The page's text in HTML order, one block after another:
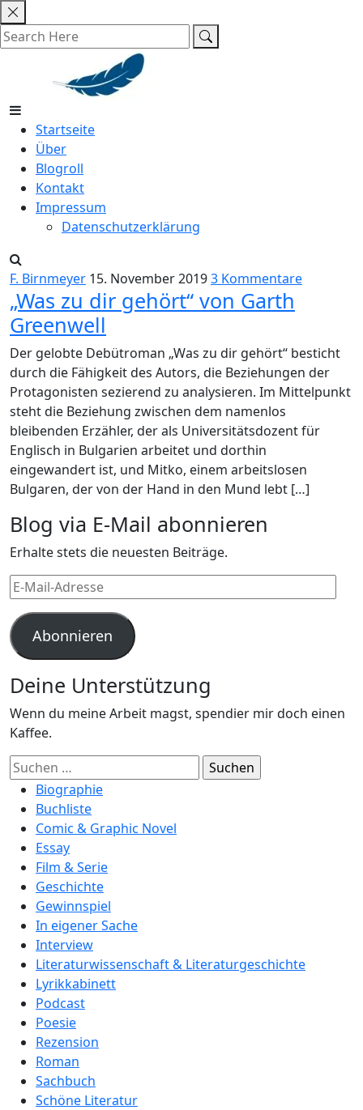
Skip
to
content
Startseite
Über
Blogroll
Kontakt
Impressum
Datenschutzerklärung
F. Birnmeyer 15. November 20193 Kommentare
„Was zu dir gehört“ von Garth
Greenwell
Der gelobte Debütroman „Was zu dir gehört“ besticht
durch die Fähigkeit des Autors, die Beziehungen der
Protagonisten sezierend zu analysieren. Im Mittelpunkt
steht die Beziehung zwischen dem namenlos
bleibenden Erzähler, der als Universitätsdozent für
Englisch in Bulgarien arbeitet und dorthin
eingewandert ist, und Mitko, einem arbeitslosen
Bulgaren, der von der Hand in den Mund lebt […]
Blog via E-Mail abonnieren
Erhalte stets die neuesten Beiträge.
E-
Mail-
Adresse
Abonnieren
Deine Unterstützung
Wenn du meine Arbeit magst, spendier mir doch einen
Kaffee.
Suchen
nach:Biographie
Buchliste
Comic & Graphic Novel
Essay
Film & Serie
Geschichte
Gewinnspiel
In eigener Sache
Interview
Literaturwissenschaft & Literaturgeschichte
Lyrikkabinett
Podcast
Poesie
Rezension
Roman
Sachbuch
Schöne Literatur